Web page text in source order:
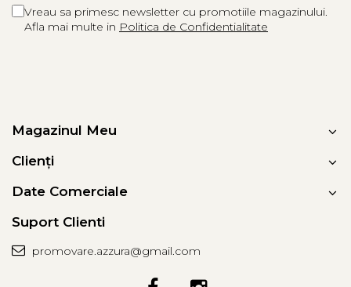
Vreau sa primesc newsletter cu promotiile magazinului.
Afla mai multe in Politica de Confidentialitate
Magazinul Meu
Clienți
Date Comerciale
Suport Clienti
promovare.azzura@gmail.com